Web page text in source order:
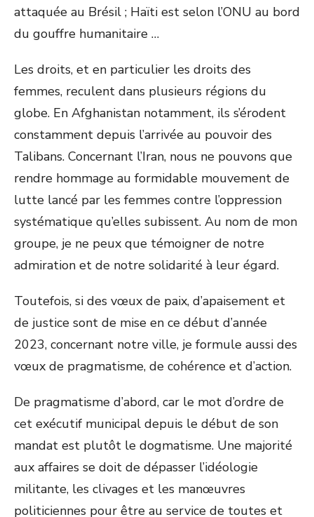
attaquée au Brésil ; Haïti est selon l’ONU au bord
du gouffre humanitaire …
Les droits, et en particulier les droits des
femmes, reculent dans plusieurs régions du
globe. En Afghanistan notamment, ils s’érodent
constamment depuis l’arrivée au pouvoir des
Talibans. Concernant l’Iran, nous ne pouvons que
rendre hommage au formidable mouvement de
lutte lancé par les femmes contre l’oppression
systématique qu’elles subissent. Au nom de mon
groupe, je ne peux que témoigner de notre
admiration et de notre solidarité à leur égard.
Toutefois, si des vœux de paix, d’apaisement et
de justice sont de mise en ce début d’année
2023, concernant notre ville, je formule aussi des
vœux de pragmatisme, de cohérence et d’action.
De pragmatisme d’abord, car le mot d’ordre de
cet exécutif municipal depuis le début de son
mandat est plutôt le dogmatisme. Une majorité
aux affaires se doit de dépasser l’idéologie
militante, les clivages et les manœuvres
politiciennes pour être au service de toutes et